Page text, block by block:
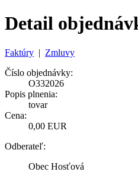
Detail
Faktúry | Zmluvy
Číslo objednávky:
O332026
Popis plnenia:
tovar
Cena:
0,00 EUR
Odberateľ:
Obec Hosťová